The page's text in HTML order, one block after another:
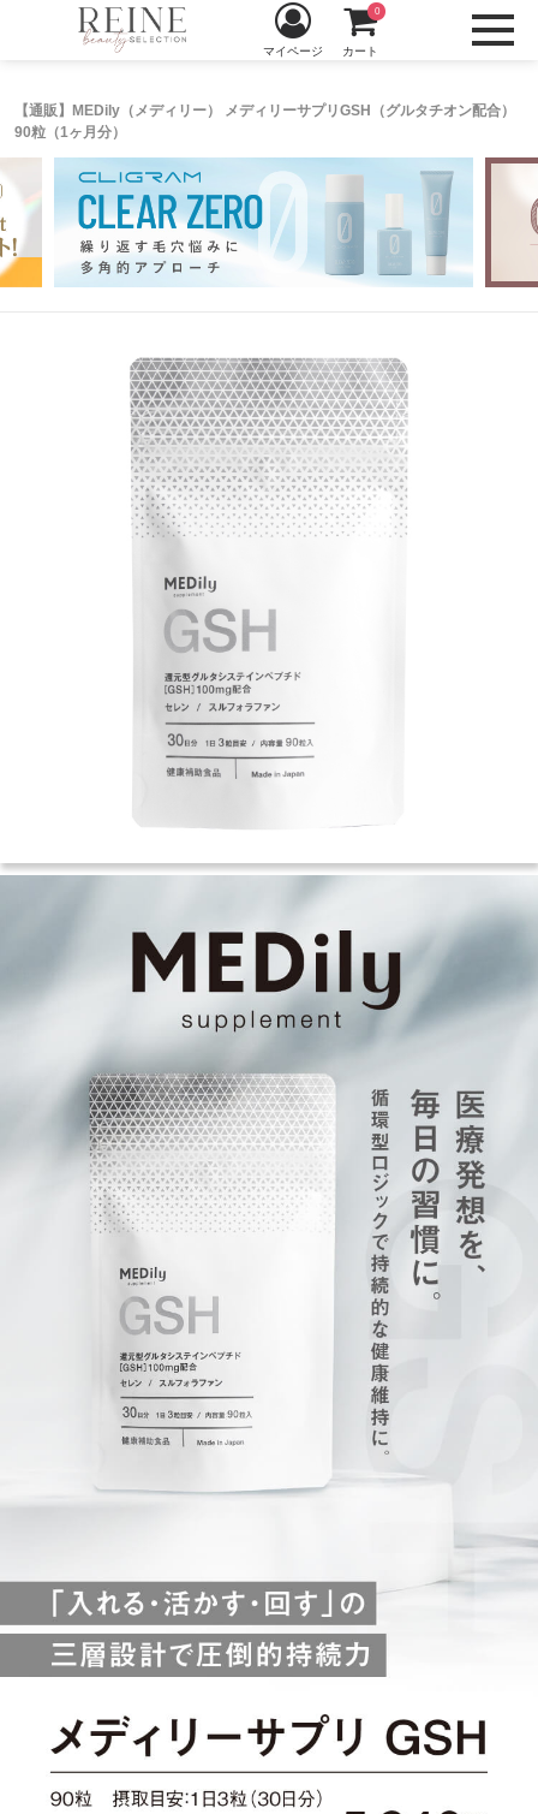
【通販】MEDily（メディリー） メディリーサプリGSH（グルタチオン配合）
90粒（1ヶ月分）
マイページ カート
0